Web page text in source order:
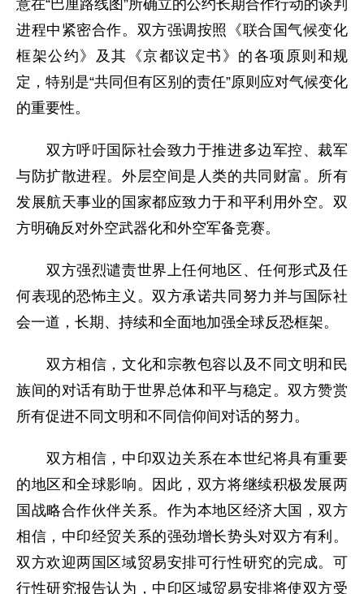
意在“巴厘路线图”所确立的公约长期合作行动的谈判
进程中紧密合作。双方强调按照《联合国气候变化
框架公约》及其《京都议定书》的各项原则和规
定，特别是“共同但有区别的责任”原则应对气候变化
的重要性。
双方呼吁国际社会致力于推进多边军控、裁军
与防扩散进程。外层空间是人类的共同财富。所有
发展航天事业的国家都应致力于和平利用外空。双
方明确反对外空武器化和外空军备竞赛。
双方强烈谴责世界上任何地区、任何形式及任
何表现的恐怖主义。双方承诺共同努力并与国际社
会一道，长期、持续和全面地加强全球反恐框架。
双方相信，文化和宗教包容以及不同文明和民
族间的对话有助于世界总体和平与稳定。双方赞赏
所有促进不同文明和不同信仰间对话的努力。
双方相信，中印双边关系在本世纪将具有重要
的地区和全球影响。因此，双方将继续积极发展两
国战略合作伙伴关系。作为本地区经济大国，双方
相信，中印经贸关系的强劲增长势头对双方有利。
双方欢迎两国区域贸易安排可行性研究的完成。可
行性研究报告认为，中印区域贸易安排将使双方受